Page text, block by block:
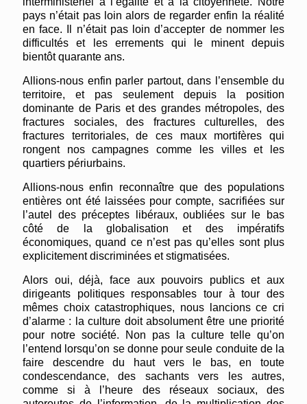
pays n’était pas loin alors de regarder enfin la réalité
en face. Il n’était pas loin d’accepter de nommer les
difficultés et les errements qui le minent depuis
bientôt quarante ans.
Allions-nous enfin parler partout, dans l’ensemble du
territoire, et pas seulement depuis la position
dominante de Paris et des grandes métropoles, des
fractures sociales, des fractures culturelles, des
fractures territoriales, de ces maux mortifères qui
rongent nos campagnes comme les villes et les
quartiers périurbains.
Allions-nous enfin reconnaître que des populations
entières ont été laissées pour compte, sacrifiées sur
l’autel des préceptes libéraux, oubliées sur le bas
côté de la globalisation et des impératifs
économiques, quand ce n’est pas qu’elles sont plus
explicitement discriminées et stigmatisées.
Alors oui, déjà, face aux pouvoirs publics et aux
dirigeants politiques responsables tour à tour des
mêmes choix catastrophiques, nous lancions ce cri
d’alarme : la culture doit absolument être une priorité
pour notre société. Non pas la culture telle qu’on
l’entend lorsqu’on se donne pour seule conduite de la
faire descendre du haut vers le bas, en toute
condescendance, des sachants vers les autres,
comme si à l’heure des réseaux sociaux, des